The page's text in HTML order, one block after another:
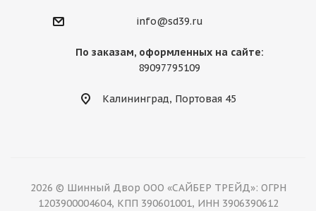
info@sd39.ru
По заказам, оформленных на сайте:
89097795109
Калининград, Портовая 45
2026 © Шинный Двор ООО «САЙБЕР ТРЕЙД»: ОГРН
1203900004604, КПП 390601001, ИНН 3906390612